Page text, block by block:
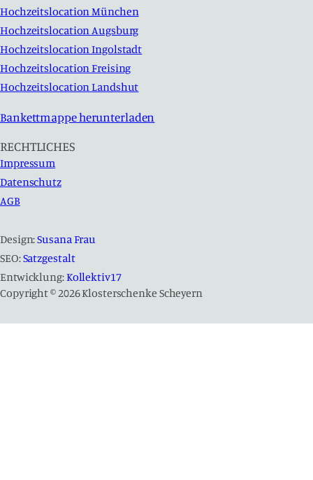
Hochzeitslocation München
Hochzeitslocation Augsburg
Hochzeitslocation Ingolstadt
Hochzeitslocation Freising
Hochzeitslocation Landshut
Bankettmappe herunterladen
RECHTLICHES
Impressum
Datenschutz
AGB
Design:Susana Frau
SEO:Satzgestalt
Entwicklung:Kollektiv17
Copyright © 2026 Klosterschenke Scheyern